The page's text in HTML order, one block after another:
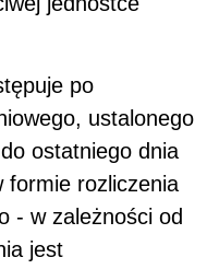
po
ustalonego
ostatniego dnia
formie rozliczenia
- w zależności od
jest